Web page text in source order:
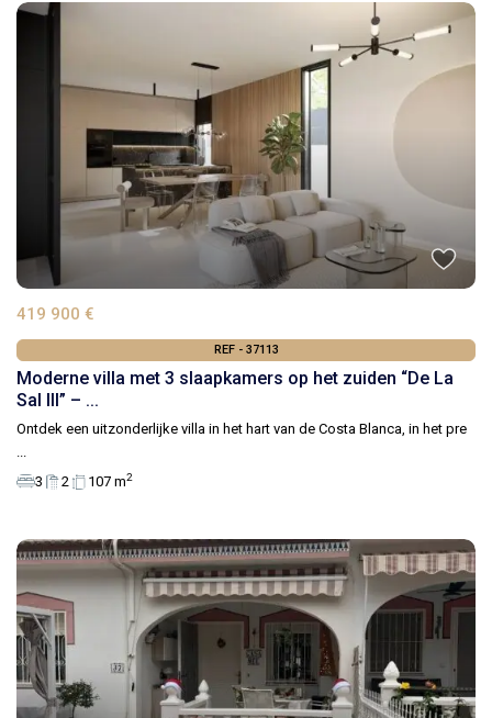
419 900 €
REF - 37113
Moderne villa met 3 slaapkamers op het zuiden “De La
Sal III” – ...
Ontdek een uitzonderlijke villa in het hart van de Costa Blanca, in het pre
3
2 107 m2